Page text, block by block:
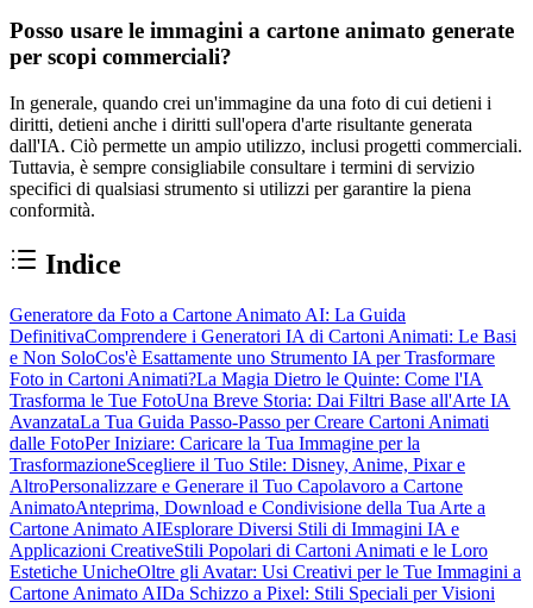
Posso usare le immagini a cartone animato generate
per scopi commerciali?
In generale, quando crei un'immagine da una foto di cui detieni i
diritti, detieni anche i diritti sull'opera d'arte risultante generata
dall'IA. Ciò permette un ampio utilizzo, inclusi progetti commerciali.
Tuttavia, è sempre consigliabile consultare i termini di servizio
specifici di qualsiasi strumento si utilizzi per garantire la piena
conformità.
Indice
Generatore da Foto a Cartone Animato AI: La Guida
DefinitivaComprendere i Generatori IA di Cartoni Animati: Le Basi
e Non SoloCos'è Esattamente uno Strumento IA per Trasformare
Foto in Cartoni Animati?La Magia Dietro le Quinte: Come l'IA
Trasforma le Tue FotoUna Breve Storia: Dai Filtri Base all'Arte IA
AvanzataLa Tua Guida Passo-Passo per Creare Cartoni Animati
dalle FotoPer Iniziare: Caricare la Tua Immagine per la
TrasformazioneScegliere il Tuo Stile: Disney, Anime, Pixar e
AltroPersonalizzare e Generare il Tuo Capolavoro a Cartone
AnimatoAnteprima, Download e Condivisione della Tua Arte a
Cartone Animato AIEsplorare Diversi Stili di Immagini IA e
Applicazioni CreativeStili Popolari di Cartoni Animati e le Loro
Estetiche UnicheOltre gli Avatar: Usi Creativi per le Tue Immagini a
Cartone Animato AIDa Schizzo a Pixel: Stili Speciali per Visioni